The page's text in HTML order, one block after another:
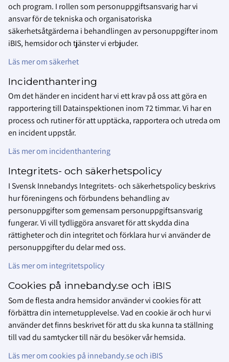
och program. I rollen som personuppgiftsansvarig har vi
ansvar för de tekniska och organisatoriska
säkerhetsåtgärderna i behandlingen av personuppgifter inom
iBIS, hemsidor och tjänster vi erbjuder.
Läs mer om säkerhet
Incidenthantering
Om det händer en incident har vi ett krav på oss att göra en
rapportering till Datainspektionen inom 72 timmar. Vi har en
process och rutiner för att upptäcka, rapportera och utreda om
en incident uppstår.
Läs mer om incidenthantering
Integritets- och säkerhetspolicy
I Svensk Innebandys Integritets- och säkerhetspolicy beskrivs
hur föreningens och förbundens behandling av
personuppgifter som gemensam personuppgiftsansvarig
fungerar. Vi vill tydliggöra ansvaret för att skydda dina
rättigheter och din integritet och förklara hur vi använder de
personuppgifter du delar med oss.
Läs mer om integritetspolicy
Cookies på innebandy.se och iBIS
Som de flesta andra hemsidor använder vi cookies för att
förbättra din internetupplevelse. Vad en cookie är och hur vi
använder det finns beskrivet för att du ska kunna ta ställning
till vad du samtycker till när du besöker vår hemsida.
Läs mer om cookies på innebandy.se och iBIS